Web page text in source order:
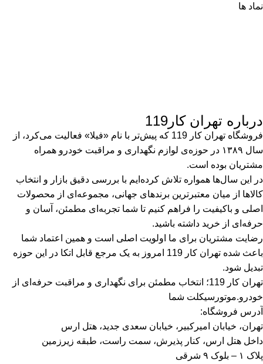
نماد ها
درباره تهران کار119
فروشگاه تهران کار 119 که پیش‌تر با نام «فیلا» فعالیت می‌کرد، از
سال ۱۳۸۹ در حوزه‌ی لوازم نگهداری و مراقبت خودرو همراه
مشتریان بوده است.
در این سال‌ها همواره تلاش کرده‌ایم با بررسی دقیق بازار و انتخاب
کالاها از میان معتبرترین برندهای جهانی، مجموعه‌ای از محصولات
اصلی و باکیفیت را فراهم کنیم تا شما تجربه‌ای مطمئن، آسان و
حرفه‌ای از خرید داشته باشید.
رضایت مشتریان برای ما اولویت اصلی است و همین اعتماد شما
باعث شده تهران کار 119 امروز به یک مرجع قابل اتکا در این حوزه
تبدیل شود.
تهران کار 119؛ انتخاب مطمئن برای نگهداری و مراقبت حرفه‌ای از
خودرو.موتورسیکلت شما
آدرس فروشگاه:
تهران، خیابان امیرکبیر، خیابان سعدی جدید، هتل ارس
داخل هتل ارس، کنار پذیرش، سمت راست، طبقه زیرزمین
پلاک ۱ – بلوک ۹ شرقی